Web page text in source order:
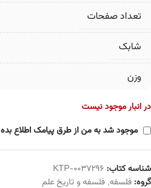
تعداد صفحات
شابک
وزن
در انبار موجود نیست
موجود شد به من از طرق پیامک اطلاع بده
شناسه کتاب: KTP-0037296
گروه: فلسفه, فلسفه و تاریخ علم